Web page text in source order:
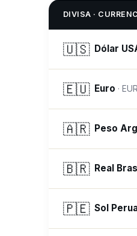
DIVISA ·
🇺🇸 Dólar
🇪🇺 Euro · EUR
🇦🇷 Peso
🇧🇷 Real
🇵🇪 Sol